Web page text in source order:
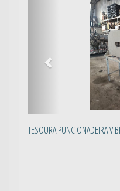
TESOURA PUNCIONADEIRA